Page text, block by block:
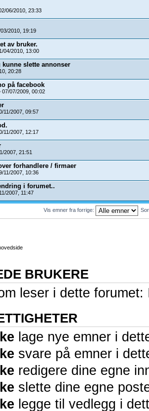
06/2010, 23:33
2010, 19:19
av bruker.
04/2010, 13:00
kunne slette annonser
20:28
på facebook
07/07/2009, 00:02
11/2007, 09:57
11/2007, 12:17
2007, 21:51
forhandlere / firmaer
11/2007, 10:36
i forumet..
2007, 11:47
Vis emner fra forrige:
BRUKERE
leser i dette
lage nye emner i
svare på emner i
redigere dine egne
slette dine egne
legge til vedlegg i